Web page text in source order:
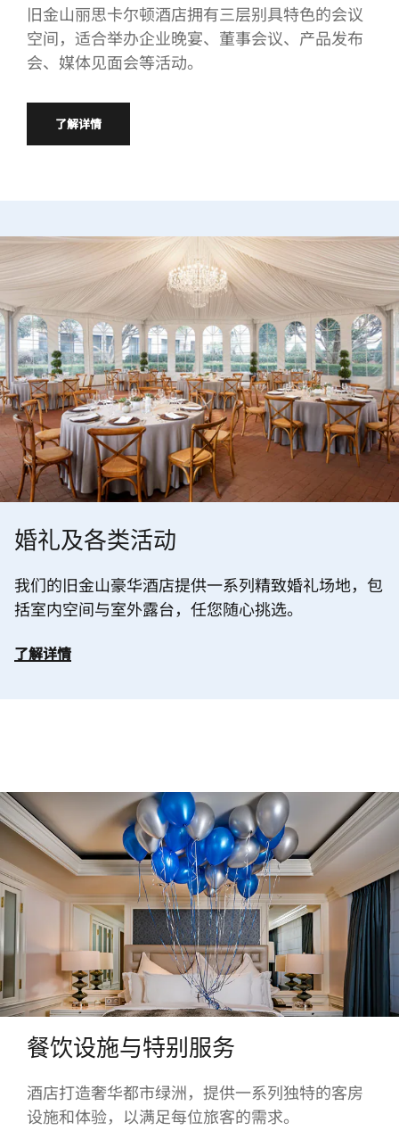
旧金山丽思卡尔顿酒店拥有三层别具特色的会议
空间，适合举办企业晚宴、董事会议、产品发布
会、媒体见面会等活动。
了解详情
婚礼及各类活动
我们的旧金山豪华酒店提供一系列精致婚礼场地，包
括室内空间与室外露台，任您随心挑选。
了解详情
餐饮设施与特别服务
酒店打造奢华都市绿洲，提供一系列独特的客房
设施和体验，以满足每位旅客的需求。